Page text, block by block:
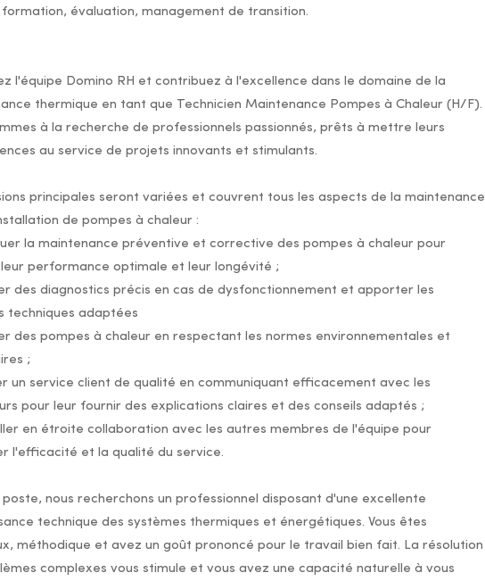
formation, évaluation, management de transition.
l'équipe Domino RH et contribuez à l'excellence dans le domaine de la
thermique en tant que Technicien Maintenance Pompes à Chaleur (H/F).
à la recherche de professionnels passionnés, prêts à mettre leurs
au service de projets innovants et stimulants.
principales seront variées et couvrent tous les aspects de la maintenance
de pompes à chaleur :
la maintenance préventive et corrective des pompes à chaleur pour
performance optimale et leur longévité ;
des diagnostics précis en cas de dysfonctionnement et apporter les
techniques adaptées
des pompes à chaleur en respectant les normes environnementales et
;
un service client de qualité en communiquant efficacement avec les
pour leur fournir des explications claires et des conseils adaptés ;
en étroite collaboration avec les autres membres de l'équipe pour
l'efficacité et la qualité du service.
poste, nous recherchons un professionnel disposant d'une excellente
technique des systèmes thermiques et énergétiques. Vous êtes
méthodique et avez un goût prononcé pour le travail bien fait. La résolution
complexes vous stimule et vous avez une capacité naturelle à vous